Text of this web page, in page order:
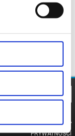
POLITYKA
PRYWATNOŚCI